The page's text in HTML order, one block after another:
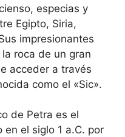
especias y
Egipto, Siria,
impresionantes
roca de un gran
acceder a través
como el «Sic».
de Petra es el
el siglo 1 a.C. por